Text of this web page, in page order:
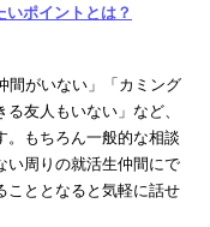
いポイントとは？
間がいない」「カミング
友人もいない」など、
。もちろん一般的な相談
い周りの就活生仲間にで
こととなると気軽に話せ